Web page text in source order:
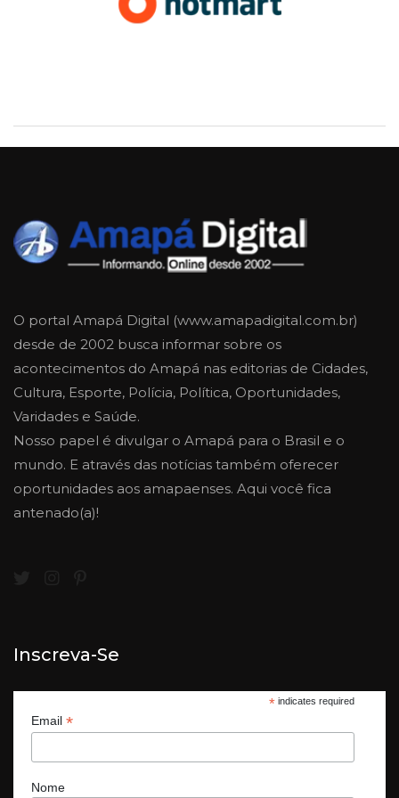
O portal Amapá Digital (www.amapadigital.com.br)
desde de 2002 busca informar sobre os
acontecimentos do Amapá nas editorias de Cidades,
Cultura, Esporte, Polícia, Política, Oportunidades,
Varidades e Saúde.
Nosso papel é divulgar o Amapá para o Brasil e o
mundo. E através das notícias também oferecer
oportunidades aos amapaenses. Aqui você fica
antenado(a)!
Inscreva-Se
*indicates required
Email *
Nome